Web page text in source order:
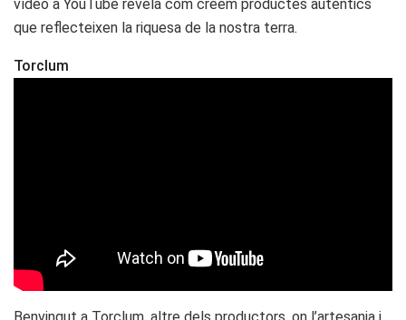
vídeo a YouTube revela com creem productes autèntics
que reflecteixen la riquesa de la nostra terra.
Torclum